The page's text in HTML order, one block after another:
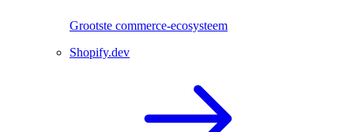
Grootste commerce-ecosysteem
Shopify.dev